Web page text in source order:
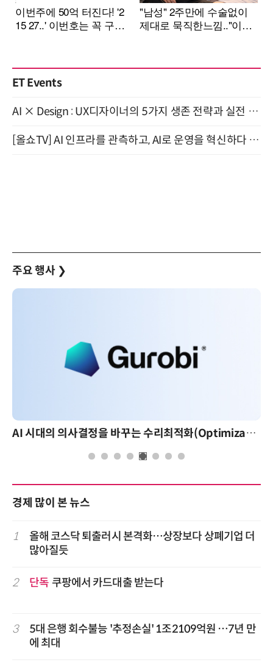
ET Events
AI × Design : UX디자이너의 5가지 생존 전략과 실전 대응 8월 28일 개최
[올쇼TV] AI 인프라를 관측하고, AI로 운영을 혁신하다 (8월 11일 생방송)
주요 행사 ❯
AI 시대의 의사결정을 바꾸는 수리최적화(Optimization): 실제 산업 적용 사례와 활용 전략
경제 많이 본 뉴스
1
올해 코스닥 퇴출러시 본격화…상장보다 상폐기업 더
많아질듯
2 단독 쿠팡에서 카드대출 받는다
3
5대 은행 회수불능 '추정손실' 1조2109억원 …7년 만
에 최대